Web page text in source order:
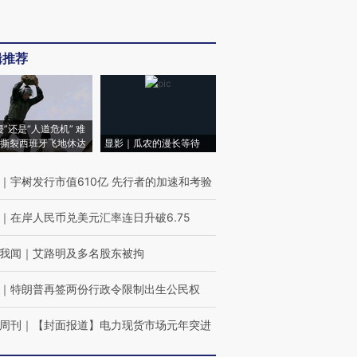
荐
”还是“人道危机” 难
裂西班牙飞地休达
显影｜瓜农的漫长等待
｜ 宇树发行市值610亿 先行者的加速和考验
｜ 在岸人民币兑美元汇率连日升破6.75
闻 ｜ 艾路明及多名股东被拘
｜ 特朗普再签两份行政令限制出生公民权
刊 ｜ 【封面报道】电力现货市场元年突进